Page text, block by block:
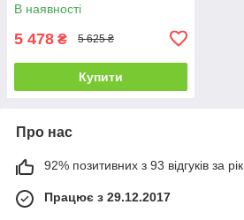
В наявності
5 478 ₴ 5 625 ₴
Купити
Про нас
92% позитивних з 93 відгуків за рік
Працює з 29.12.2017